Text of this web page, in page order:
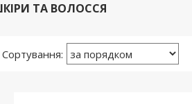
ТА ВОЛОССЯ